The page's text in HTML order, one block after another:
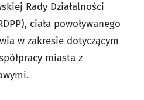
Rady Działalności
ciała powoływanego
w zakresie dotyczącym
miasta z